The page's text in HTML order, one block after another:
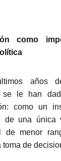
como
años
se le han
como un
de una única
de menor
toma de